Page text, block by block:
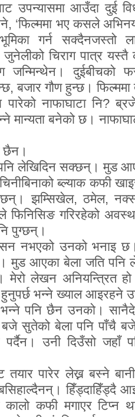
उपन्यासमा आउँदा दुई
‘फिल्ममा भए कसले अभिनय
गर्न सक्दैनजस्तो
जुनेलीको चिराग पात्र
जन्मिन्थेन। दुईबीचको
बजार गौण हुन्छ। फिल्ममा
नाफाघाटा नि?
मान्यता बनेको छ।
छैन।
पनि लेखिदिन सक्छन्। मुड
ब्ल्याक कफी
झम्सिखेल, ठमेल,
गरिरहेको
पुग्छन्।
नभएको उनको भनाइ
मुड आएका बेला जति पनि
मेरो लेखन अनियन्त्रित
हुनुपर्छ भन्ने ख्याल आइरहने
भन्ने पनि छैन उनको।
बजे सुतेको बेला पनि पाँचै
उनी दिउँसो जहाँ
तयार पारेर लेख्न बस्ने
हिँड्दाहिँड्दै
कफी मगाएर टिप्न